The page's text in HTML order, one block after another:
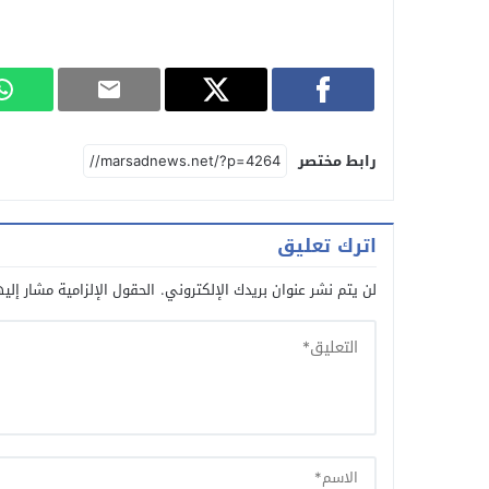
رابط مختصر
اترك تعليق
لن يتم نشر عنوان بريدك الإلكتروني. الحقول الإلزامية مشار